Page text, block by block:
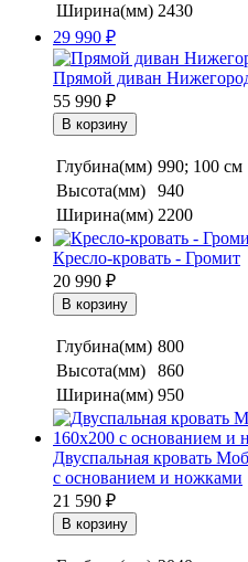
Ширина(мм) 2430
29 990 ₽
Прямой диван
55 990 ₽
Глубина(мм) 990; 100 см
Высота(мм)
940
Ширина(мм) 2200
Кресло-кровать - Громит
20 990 ₽
Глубина(мм) 800
Высота(мм)
860
Ширина(мм) 950
Двуспальная кровать
с основанием и ножками
21 590 ₽